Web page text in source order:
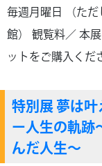
毎週月曜日 （た
館） 観覧料／ 本
ットをご購入く
特別展 夢は
ー人生の軌跡
んだ人生～